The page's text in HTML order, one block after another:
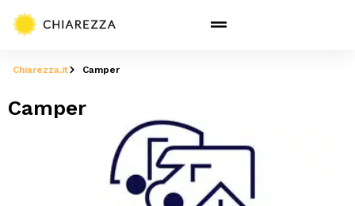
Chiarezza.it Camper
Camper